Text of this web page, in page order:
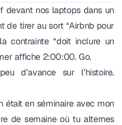
devant nos laptops dans un
de tirer au sort “Airbnb pour
contrainte “doit inclure un
affiche 2:00:00. Go.
d’avance sur l’histoire.
était en séminaire avec mon
de semaine où tu alternes